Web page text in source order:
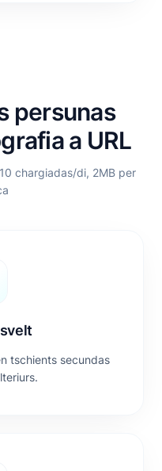
persunas
a URL
chargiadas/di, 2MB per
tschients secundas